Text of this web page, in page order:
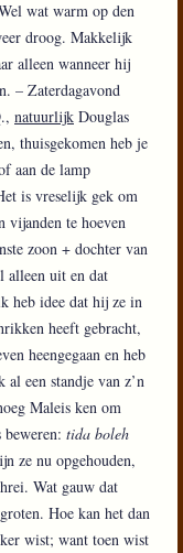
wat warm op den
droog. Makkelijk
alleen wanneer hij
– Zaterdagavond
natuurlijk Douglas
thuisgekomen heb je
aan de lamp
is vreselijk gek om
vijanden te hoeven
zoon + dochter van
alleen uit en dat
heb idee dat hij ze in
heeft gebracht,
heengegaan en heb
al een standje van z’n
Maleis ken om
tida boleh
ze nu opgehouden,
Wat gauw dat
Hoe kan het dan
wist; want toen wist